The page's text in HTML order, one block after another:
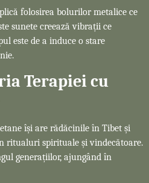
folosirea bolurilor metalice ce
sunete creează vibrații ce
este de a induce o stare
Terapiei cu
își are rădăcinile în Tibet și
ritualuri spirituale și vindecătoare.
generațiilor, ajungând în